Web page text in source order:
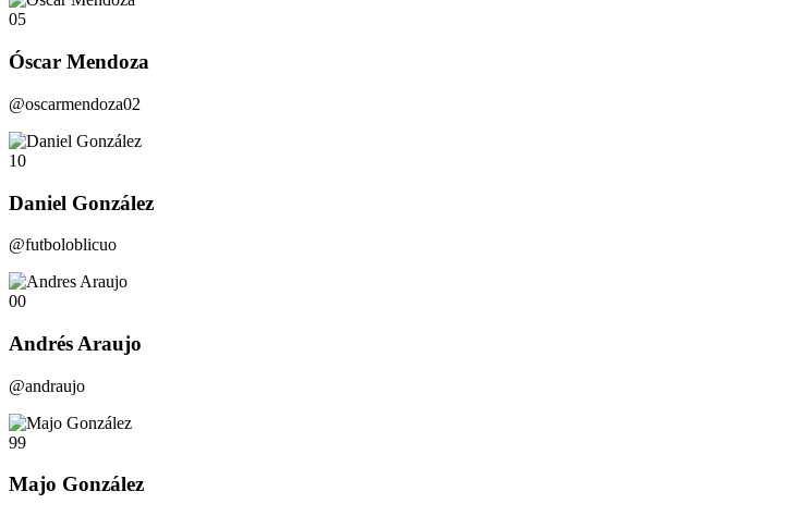
05
Óscar Mendoza
@oscarmendoza02
10
Daniel González
@futboloblicuo
00
Andrés Araujo
@andraujo
99
Majo González